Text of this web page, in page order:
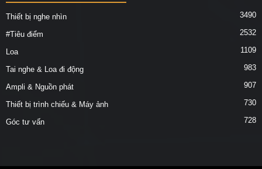
Thiết bị nghe nhìn 3490
#Tiêu điểm 2532
Loa 1109
Tai nghe & Loa đi động 983
Ampli & Nguồn phát 907
Thiết bị trình chiếu & Máy ảnh 730
Góc tư vấn 728